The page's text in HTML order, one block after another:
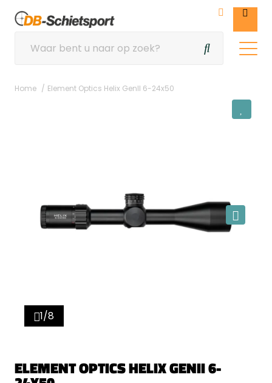
Home Element Optics Helix GenII 6-24x50
1/8
ELEMENT OPTICS HELIX GENII 6-